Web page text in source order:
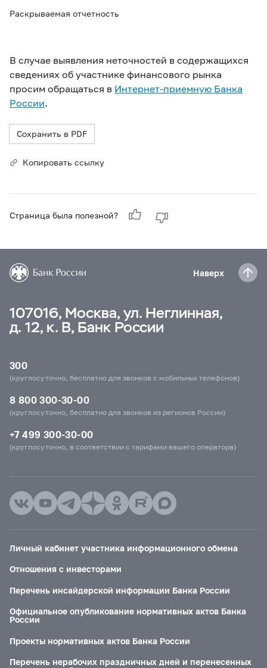
Раскрываемая отчетность
В случае выявления неточностей в содержащихся
сведениях об участнике финансового рынка
просим обращаться в Интернет-приемную Банка
России.
Сохранить в PDF
Копировать ссылку
Страница была полезной?
Наверх
107016, Москва, ул. Неглинная,
д. 12, к. В, Банк России
300
(круглосуточно, бесплатно для звонков с мобильных телефонов)
8 800 300-30-00
(круглосуточно, бесплатно для звонков из регионов России)
+7 499 300-30-00
(круглосуточно, в соответствии с тарифами вашего оператора)
Личный кабинет участника информационного обмена
Отношения с инвесторами
Перечень инсайдерской информации Банка России
Официальное опубликование нормативных актов Банка
России
Проекты нормативных актов Банка России
Перечень нерабочих праздничных дней и перенесенных